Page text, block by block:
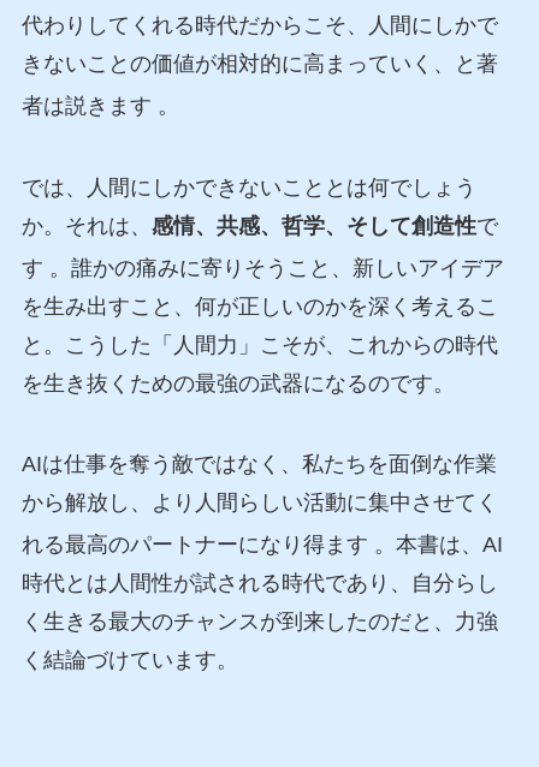
代わりしてくれる時代だからこそ、人間にしかで
きないことの価値が相対的に高まっていく、と著
者は説きます 。
では、人間にしかできないこととは何でしょう
か。それは、 感情、共感、哲学、そして創造性で
す 。誰かの痛みに寄りそうこと、新しいアイデア
を生み出すこと、何が正しいのかを深く考えるこ
と。こうした「人間力」こそが、これからの時代
を生き抜くための最強の武器になるのです。
AIは仕事を奪う敵ではなく、私たちを面倒な作業
から解放し、より人間らしい活動に集中させてく
れる最高のパートナーになり得ます 。本書は、AI
時代とは人間性が試される時代であり、自分らし
く生きる最大のチャンスが到来したのだと、力強
く結論づけています。